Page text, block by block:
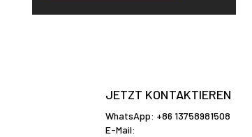
JETZT KONTAKTIEREN
WhatsApp: +86 13758981508
E-Mail: